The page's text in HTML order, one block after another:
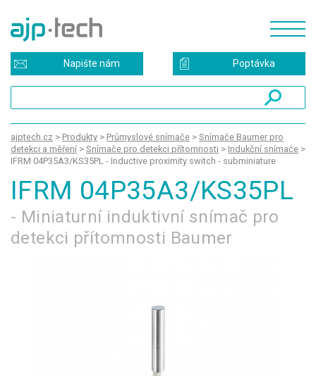
Poptávka
Napište nám
ajptech.cz > Produkty > Průmyslové snímače > Snímače Baumer pro
detekci a měření > Snímače pro detekci přítomnosti > Indukční snímače >
IFRM 04P35A3/KS35PL - Inductive proximity switch - subminiature
IFRM 04P35A3/KS35PL
- Miniaturní induktivní snímač pro
detekci přítomnosti Baumer